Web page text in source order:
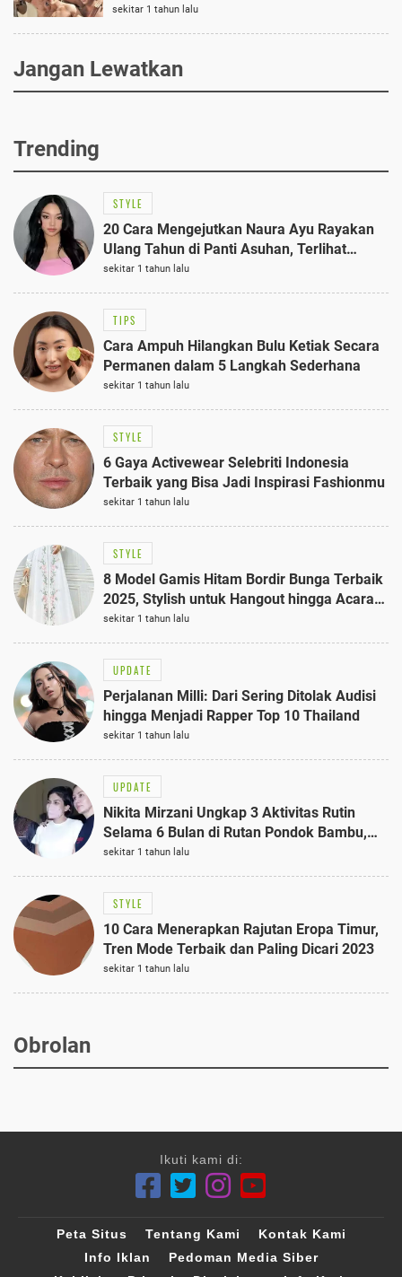
Spesial 13 Juni
sekitar 1 tahun lalu
Jangan Lewatkan
Trending
STYLE
20 Cara Mengejutkan Naura Ayu Rayakan
Ulang Tahun di Panti Asuhan, Terlihat
Anggun dengan Kaftan Cokelat
sekitar 1 tahun lalu
TIPS
Cara Ampuh Hilangkan Bulu Ketiak Secara
Permanen dalam 5 Langkah Sederhana
sekitar 1 tahun lalu
STYLE
6 Gaya Activewear Selebriti Indonesia
Terbaik yang Bisa Jadi Inspirasi Fashionmu
sekitar 1 tahun lalu
STYLE
8 Model Gamis Hitam Bordir Bunga Terbaik
2025, Stylish untuk Hangout hingga Acara
Semi-Formal
sekitar 1 tahun lalu
UPDATE
Perjalanan Milli: Dari Sering Ditolak Audisi
hingga Menjadi Rapper Top 10 Thailand
sekitar 1 tahun lalu
UPDATE
Nikita Mirzani Ungkap 3 Aktivitas Rutin
Selama 6 Bulan di Rutan Pondok Bambu,
Terungkap!
sekitar 1 tahun lalu
STYLE
10 Cara Menerapkan Rajutan Eropa Timur,
Tren Mode Terbaik dan Paling Dicari 2023
sekitar 1 tahun lalu
Obrolan
Ikuti kami di:
Peta Situs Tentang Kami
Kontak Kami
Info Iklan
Pedoman Media Siber